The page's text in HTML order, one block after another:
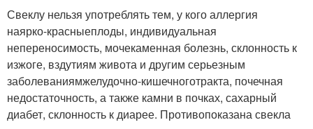
Свеклу нельзя употреблять тем, у кого аллергия
наярко-красныеплоды, индивидуальная
непереносимость, мочекаменная болезнь, склонность к
изжоге, вздутиям живота и другим серьезным
заболеваниямжелудочно-кишечноготракта, почечная
недостаточность, а также камни в почках, сахарный
диабет, склонность к диарее. Противопоказана свекла